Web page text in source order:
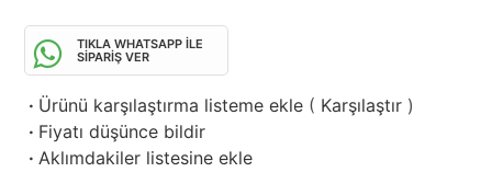
TIKLA WHATSAPP İLE
SİPARİŞ VER
· Ürünü karşılaştırma listeme ekle ( Karşılaştır )
· Fiyatı düşünce bildir
· Aklımdakiler listesine ekle